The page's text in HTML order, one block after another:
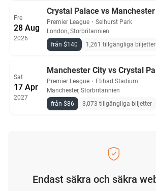
Fre
28 Aug
2026
Crystal Palace vs
Premier League ・ Selhurst Park
London, Storbritannien
från $140
1,261 tillgängliga biljetter
Sat
17 Apr
2027
Manchester City vs Crystal
Premier League ・ Etihad Stadium
Manchester, Storbritannien
från $86
3,073 tillgängliga biljetter
Endast säkra och säkra